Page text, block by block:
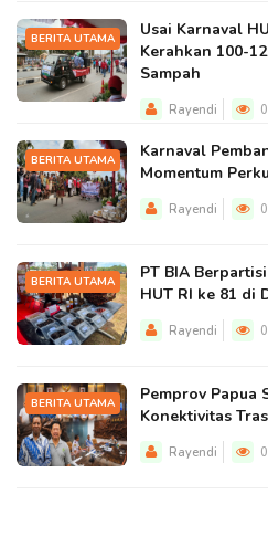
BERITA UTAMA
Usai Karnaval
Kerahkan 100-
Sampah
Rayendi
BERITA UTAMA
Karnaval
Momentum
Rayendi
BERITA UTAMA
PT BIA
HUT RI ke 81 di
Rayendi
BERITA UTAMA
Pemprov Papua
Konektivitas
Rayendi